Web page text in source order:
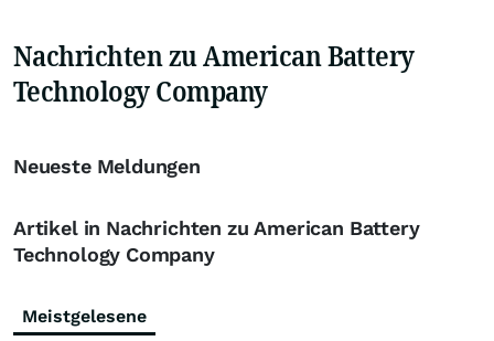
Nachrichten zu American Battery
Technology Company
Neueste Meldungen
Artikel in Nachrichten zu American Battery
Technology Company
Meistgelesene